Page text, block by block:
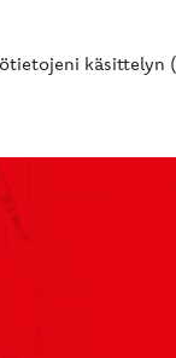
käsittelyn